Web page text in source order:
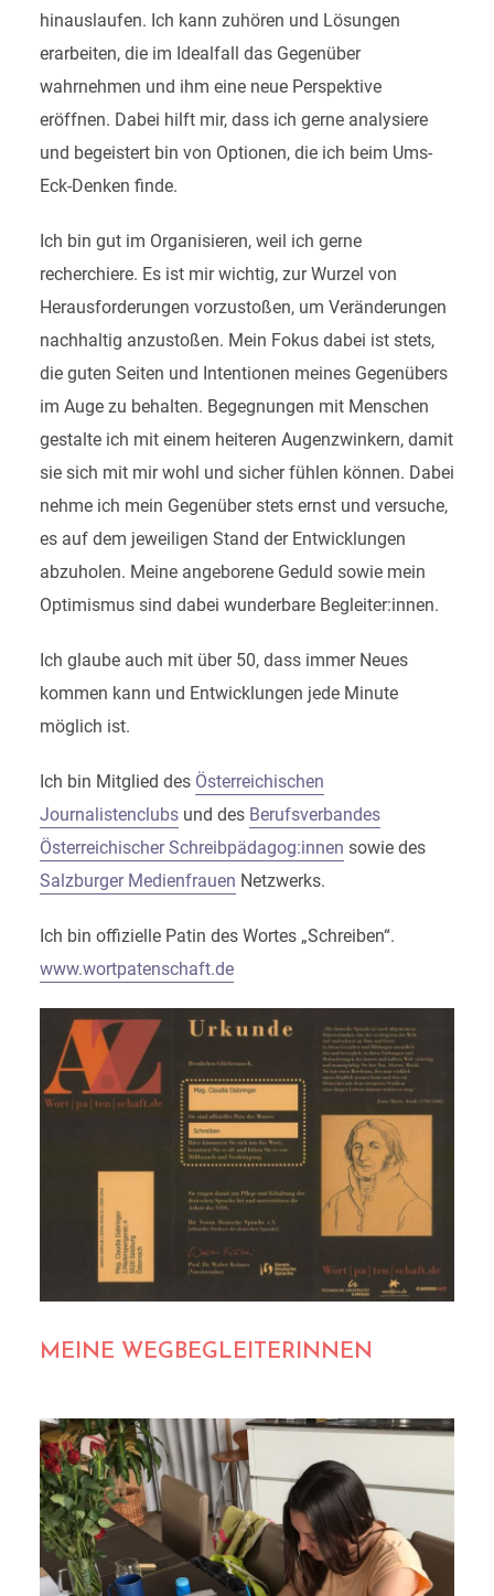
hinauslaufen. Ich kann zuhören und Lösungen
erarbeiten, die im Idealfall das Gegenüber
wahrnehmen und ihm eine neue Perspektive
eröffnen. Dabei hilft mir, dass ich gerne analysiere
und begeistert bin von Optionen, die ich beim Ums-
Eck-Denken finde.
Ich bin gut im Organisieren, weil ich gerne
recherchiere. Es ist mir wichtig, zur Wurzel von
Herausforderungen vorzustoßen, um Veränderungen
nachhaltig anzustoßen. Mein Fokus dabei ist stets,
die guten Seiten und Intentionen meines Gegenübers
im Auge zu behalten. Begegnungen mit Menschen
gestalte ich mit einem heiteren Augenzwinkern, damit
sie sich mit mir wohl und sicher fühlen können. Dabei
nehme ich mein Gegenüber stets ernst und versuche,
es auf dem jeweiligen Stand der Entwicklungen
abzuholen. Meine angeborene Geduld sowie mein
Optimismus sind dabei wunderbare Begleiter:innen.
Ich glaube auch mit über 50, dass immer Neues
kommen kann und Entwicklungen jede Minute
möglich ist.
Ich bin Mitglied des Österreichischen
Journalistenclubsund des Berufsverbandes
Österreichischer Schreibpädagog:innen sowie des
Salzburger Medienfrauen Netzwerks.
Ich bin offizielle Patin des Wortes „Schreiben“.
www.wortpatenschaft.de
MEINE WEGBEGLEITERINNEN